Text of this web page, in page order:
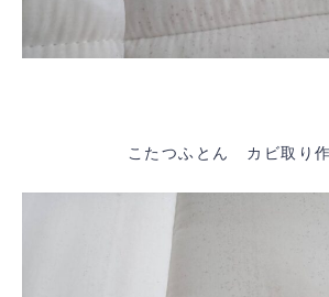
こたつふとん カビ取り